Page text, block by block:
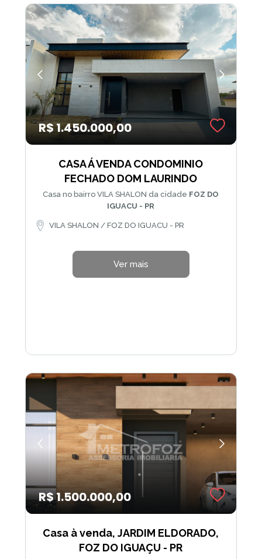
R$ 1.450.000,00
CASA Á VENDA CONDOMINIO
FECHADO DOM LAURINDO
Casa no bairro VILA SHALON da cidade FOZ DO
IGUACU - PR
VILA SHALON / FOZ DO IGUACU - PR
Ver mais
R$ 1.500.000,00
Casa à venda, JARDIM ELDORADO,
FOZ DO IGUAÇU - PR